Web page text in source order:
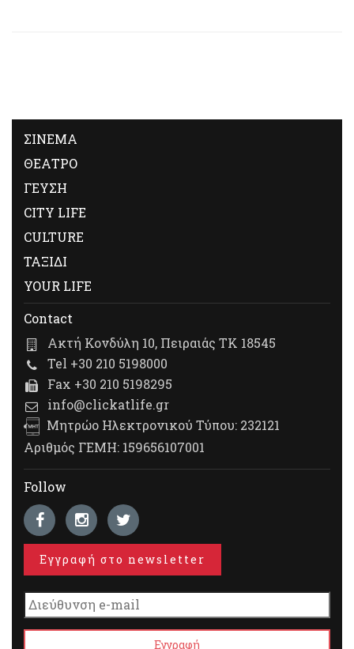
ΣΙΝΕΜΑ
ΘΕΑΤΡΟ
ΓΕΥΣΗ
CITY LIFE
CULTURE
ΤΑΞΙΔΙ
YOUR LIFE
Contact
Ακτή Κονδύλη 10, Πειραιάς ΤΚ 18545
Tel +30 210 5198000
Fax +30 210 5198295
info@clickatlife.gr
Μητρώο Ηλεκτρονικού Τύπου: 232121
Αριθμός ΓΕΜΗ: 159656107001
Follow
Εγγραφή στο newsletter